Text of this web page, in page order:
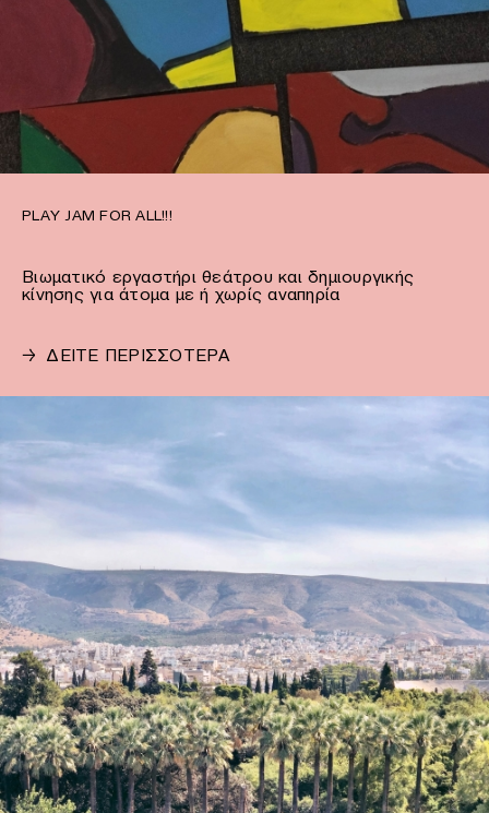
PLAY JAM FOR ALL!!!
Bιωματικό εργαστήρι θεάτρου και δημιουργικής
κίνησης για άτομα με ή χωρίς αναπηρία
→ ΔΕΙΤΕ ΠΕΡΙΣΣΟΤΕΡΑ